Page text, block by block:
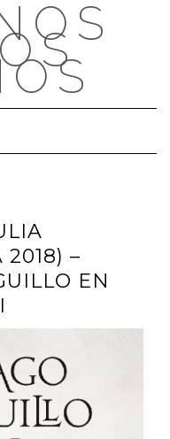
modo de navegación
2018) –
EN